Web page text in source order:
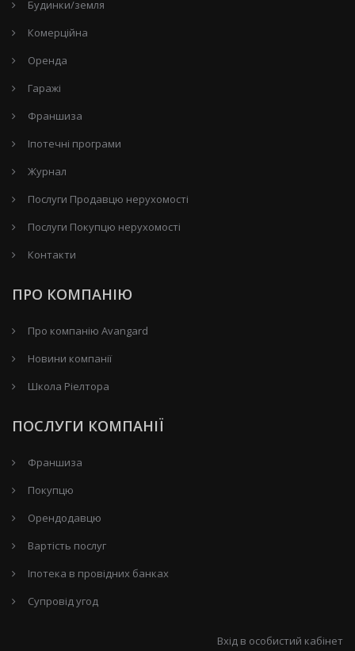
Будинки/земля
Комерційна
Оренда
Гаражі
Франшиза
Іпотечні програми
Журнал
Послуги Продавцю нерухомості
Послуги Покупцю нерухомості
Контакти
ПРО КОМПАНІЮ
Про компанію Avangard
Новини компанії
Школа Ріелтора
ПОСЛУГИ КОМПАНІЇ
Франшиза
Покупцю
Орендодавцю
Вартість послуг
Іпотека в провідних банках
Супровід угод
Вхід в особистий кабінет